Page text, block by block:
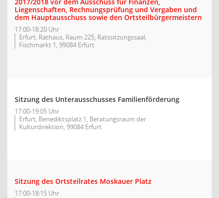
Liegenschaften, Rechnungsprüfung und Vergaben und
dem Hauptausschuss sowie den Ortsteilbürgermeistern
17:00-18:20 Uhr
Erfurt, Rathaus, Raum 225, Ratssitzungssaal,
Fischmarkt 1, 99084 Erfurt
Sitzung des Unterausschusses Familienförderung
17:00-19:05 Uhr
Erfurt, Benediktsplatz 1, Beratungsraum der
Kulturdirektion, 99084 Erfurt
Sitzung des Ortsteilrates Moskauer Platz
17:00-18:15 Uhr